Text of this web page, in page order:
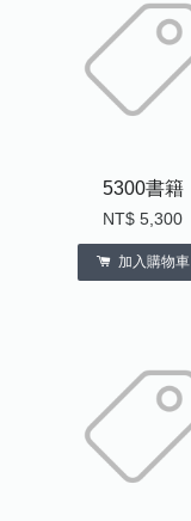
5300書籍
NT$ 5,300
加入購物車